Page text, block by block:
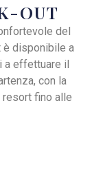
OUT
del
è disponibile a
a effettuare il
con la
fino alle